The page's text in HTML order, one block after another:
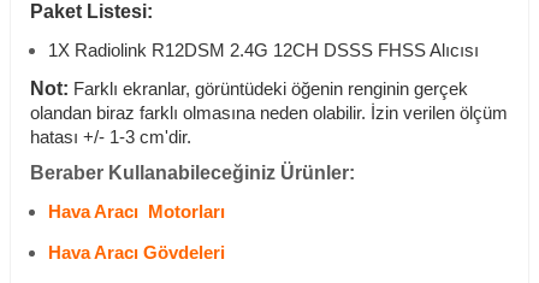
Paket Listesi:
1X Radiolink R12DSM 2.4G 12CH DSSS FHSS Alıcısı
Not: Farklı ekranlar, görüntüdeki öğenin renginin gerçek
olandan biraz farklı olmasına neden olabilir. İzin verilen ölçüm
hatası +/- 1-3 cm'dir.
Beraber Kullanabileceğiniz Ürünler:
Hava Aracı Motorları
Hava Aracı Gövdeleri